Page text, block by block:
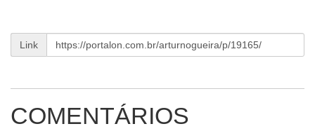
Link
COMENTÁRIOS